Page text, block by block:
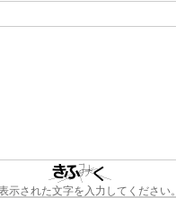
示された文字を入力してください。